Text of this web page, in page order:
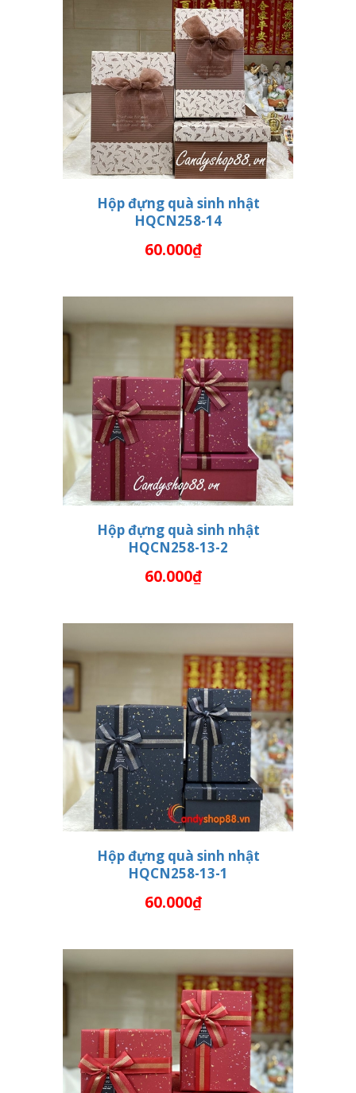
THÊM VÀO GIỎ HÀNG
Hộp đựng quà sinh nhật
HQCN258-14
60.000₫
Hộp đựng quà sinh nhật
HQCN258-13-2
60.000₫
THÊM VÀO GIỎ HÀNG
Hộp đựng quà sinh nhật
HQCN258-13-1
60.000₫